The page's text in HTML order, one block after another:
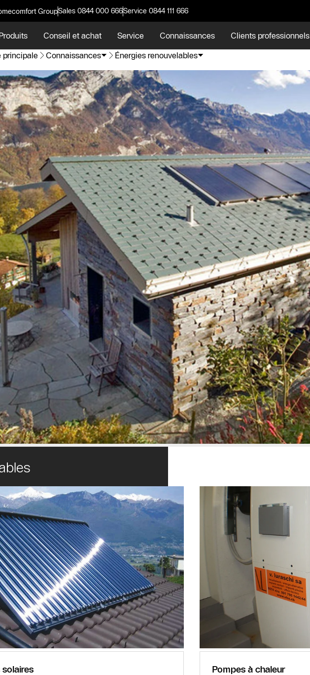
GroupSales 0844 000 666Service 0844 111 666
Conseil et achat Service Connaissances Clients professionnels
principale
Connaissances Énergies renouvelables
Pompes à chaleur